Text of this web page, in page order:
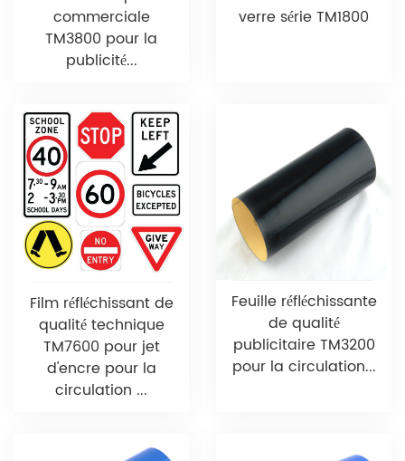
commerciale
TM3800 pour la
publicité...
verre série TM1800
Film réfléchissant de
qualité technique
TM7600 pour jet
d'encre pour la
circulation ...
Feuille réfléchissante
de qualité
publicitaire TM3200
pour la circulation...